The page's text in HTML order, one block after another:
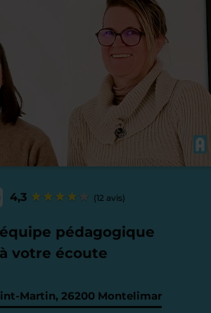
4,3 (12 avis)
pédagogique
à votre écoute
Martin, 26200 Montelimar